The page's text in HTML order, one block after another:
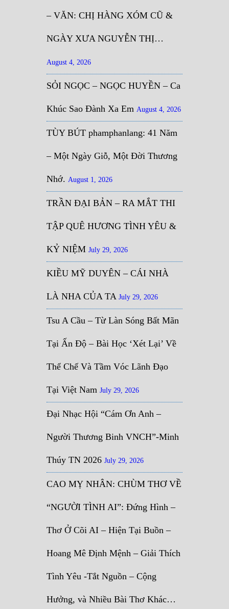
– VĂN: CHỊ HÀNG XÓM CŨ &
NGÀY XƯA NGUYỄN THỊ…
August 4, 2026
SỎI NGỌC – NGỌC HUYỀN – Ca
Khúc Sao Đành Xa Em August 4, 2026
TÙY BÚT phamphanlang: 41 Năm
– Một Ngày Giỗ, Một Đời Thương
Nhớ. August 1, 2026
TRẦN ĐẠI BẢN – RA MẮT THI
TẬP QUÊ HƯƠNG TÌNH YÊU &
KỶ NIỆM July 29, 2026
KIỀU MỸ DUYÊN – CÁI NHÀ
LÀ NHA CỦA TA July 29, 2026
Tsu A Cầu – Từ Làn Sóng Bất Mãn
Tại Ấn Độ – Bài Học ‘Xét Lại’ Về
Thể Chế Và Tầm Vóc Lãnh Đạo
Tại Việt Nam July 29, 2026
Đại Nhạc Hội “Cám Ơn Anh –
Người Thương Binh VNCH”-Minh
Thúy TN 2026 July 29, 2026
CAO MỴ NHÂN: CHÙM THƠ VỀ
“NGƯỜI TÌNH AI”: Đứng Hình –
Thơ Ở Cõi AI – Hiện Tại Buồn –
Hoang Mê Định Mệnh – Giải Thích
Tình Yêu -Tắt Nguồn – Cộng
Hưởng, và Nhiều Bài Thơ Khác…